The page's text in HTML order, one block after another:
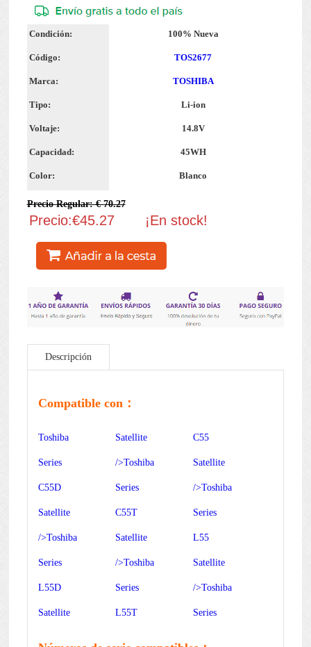
Condición: 100% Nueva
Código: TOS2677
Marca: TOSHIBA
Tipo: Li-ion
Voltaje: 14.8V
Capacidad: 45WH
Color: Blanco
Precio Regular: € 70.27
Precio:€45.27 ¡En stock!
Descripción
Compatible con：
Toshiba Satellite C55
Series />Toshiba Satellite
C55D Series />Toshiba
Satellite C55T Series
/>Toshiba Satellite L55
Series />Toshiba Satellite
L55D Series />Toshiba
Satellite L55T Series